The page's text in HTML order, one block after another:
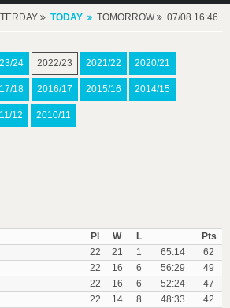
TODAY TOMORROW 07/08 16:46
24 2022/23 2021/22 2020/21
18 2016/17 2015/16 2014/15
12 2010/11
Pl W L
Pts
22 21 1 65:14
62
22 16 6 56:29
49
22 16 6 52:24
47
22 14 8 48:33
42